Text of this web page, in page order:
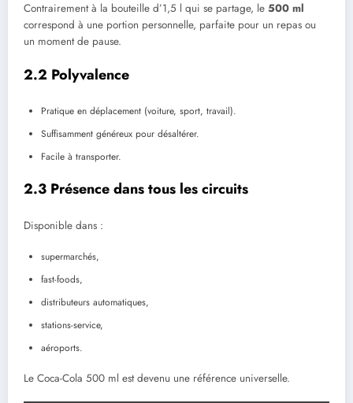
Contrairement à la bouteille d’1,5 l qui se partage, le 500 ml
correspond à une portion personnelle, parfaite pour un repas ou
un moment de pause.
2.2 Polyvalence
Pratique en déplacement (voiture, sport, travail).
Suffisamment généreux pour désaltérer.
Facile à transporter.
2.3 Présence dans tous les circuits
Disponible dans :
supermarchés,
fast-foods,
distributeurs automatiques,
stations-service,
aéroports.
Le Coca-Cola 500 ml est devenu une référence universelle.